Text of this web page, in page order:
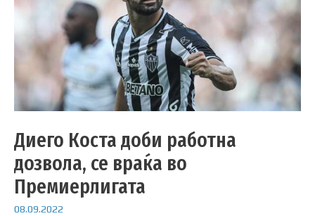
Диего Коста доби работна
дозвола, се враќа во
Премиерлигата
08.09.2022